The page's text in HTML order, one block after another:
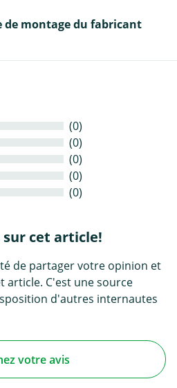
de montage du fabricant
(0)
(0)
(0)
(0)
(0)
cet article!
de partager votre opinion et
article. C'est une source
d'autres internautes
votre avis